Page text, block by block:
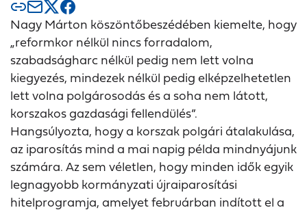
Nagy Márton köszöntőbeszédében kiemelte, hogy
„reformkor nélkül nincs forradalom,
szabadságharc nélkül pedig nem lett volna
kiegyezés, mindezek nélkül pedig elképzelhetetlen
lett volna polgárosodás és a soha nem látott,
korszakos gazdasági fellendülés”.
Hangsúlyozta, hogy a korszak polgári átalakulása,
az iparosítás mind a mai napig példa mindnyájunk
számára. Az sem véletlen, hogy minden idők egyik
legnagyobb kormányzati újraiparosítási
hitelprogramja, amelyet februárban indított el a